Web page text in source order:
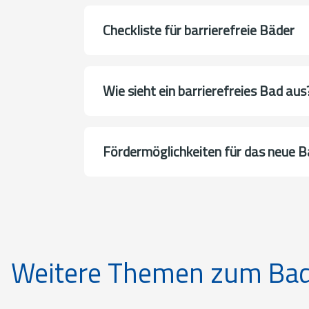
Checkliste für barrierefreie Bäder
Wie sieht ein barrierefreies Bad
Förder­möglich­keiten für das neue
Weitere Themen zum